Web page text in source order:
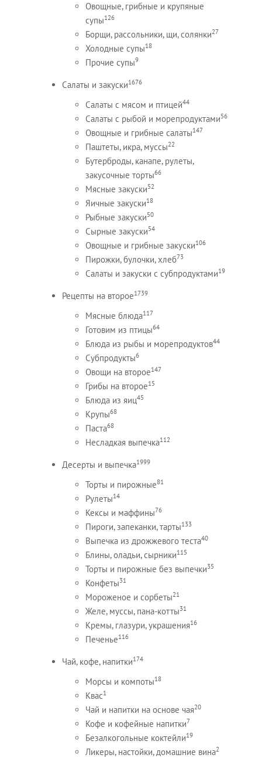
Овощные, грибные и крупяные
супы126
Борщи, рассольники, щи, солянки27
Холодные супы18
Прочие супы9
Салаты и закуски1676
Салаты с мясом и птицей44
Салаты с рыбой и морепродуктами56
Овощные и грибные салаты147
Паштеты, икра, муссы22
Бутерброды, канапе, рулеты,
закусочные торты66
Мясные закуски52
Яичные закуски18
Рыбные закуски50
Сырные закуски54
Овощные и грибные закуски106
Пирожки, булочки, хлеб73
Салаты и закуски с субпродуктами19
Рецепты на второе1739
Мясные блюда117
Готовим из птицы64
Блюда из рыбы и морепродуктов44
Субпродукты6
Овощи на второе147
Грибы на второе15
Блюда из яиц45
Крупы68
Паста68
Несладкая выпечка112
Десерты и выпечка1999
Торты и пирожные81
Рулеты14
Кексы и маффины76
Пироги, запеканки, тарты133
Выпечка из дрожжевого теста40
Блины, оладьи, сырники115
Торты и пирожные без выпечки35
Конфеты31
Мороженое и сорбеты21
Желе, муссы, пана-котты31
Кремы, глазури, украшения16
Печенье116
Чай, кофе, напитки174
Морсы и компоты18
Квас1
Чай и напитки на основе чая20
Кофе и кофейные напитки7
Безалкогольные коктейли19
Ликеры, настойки, домашние вина2